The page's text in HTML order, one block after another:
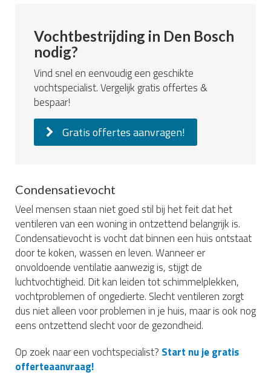
Vochtbestrijding in Den Bosch
nodig?
Vind snel en eenvoudig een geschikte
vochtspecialist. Vergelijk gratis offertes &
bespaar!
Gratis offertes aanvragen!
Condensatievocht
Veel mensen staan niet goed stil bij het feit dat het
ventileren van een woning in ontzettend belangrijk is.
Condensatievocht is vocht dat binnen een huis ontstaat
door te koken, wassen en leven. Wanneer er
onvoldoende ventilatie aanwezig is, stijgt de
luchtvochtigheid. Dit kan leiden tot schimmelplekken,
vochtproblemen of ongedierte. Slecht ventileren zorgt
dus niet alleen voor problemen in je huis, maar is ook nog
eens ontzettend slecht voor de gezondheid.
Op zoek naar een vochtspecialist? Start nu je gratis
offerteaanvraag!